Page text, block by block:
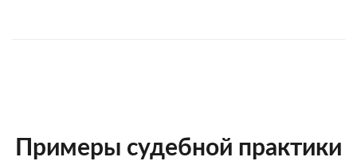
Примеры судебной практики